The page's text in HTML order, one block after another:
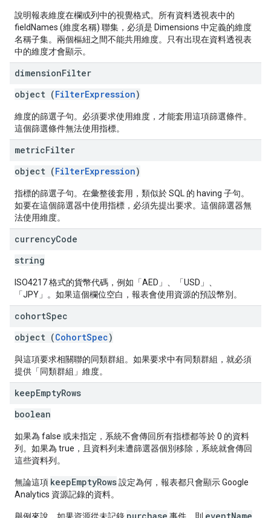
說明報表維度在欄或列中的視覺格式。所有資料透視表中的
fieldNames (維度名稱) 聯集，必須是 Dimensions 中定義的維度
名稱子集。兩個樞紐之間不能共用維度。只有出現在資料透視表
中的維度才會顯示。
dimensionFilter
object (FilterExpression)
維度的篩選子句。必須要求使用維度，才能套用這項篩選條件。
這個篩選條件無法使用指標。
metricFilter
object (FilterExpression)
指標的篩選子句。在彙整後套用，類似於 SQL 的 having 子句。
如要在這個篩選器中使用指標，必須先提出要求。這個篩選器無
法使用維度。
currencyCode
string
ISO4217 格式的貨幣代碼，例如「AED」、「USD」、
「JPY」。如果這個欄位空白，報表會使用資源的預設幣別。
cohortSpec
object (CohortSpec)
與這項要求相關聯的同類群組。如果要求中有同類群組，就必須
提供「同類群組」維度。
keepEmptyRows
boolean
如果為 false 或未指定，系統不會傳回所有指標都等於 0 的資料
列。如果為 true，且資料列未遭篩選器個別移除，系統就會傳回
這些資料列。
無論這項 keepEmptyRows設定為何，報表都只會顯示 Google
Analytics 資源記錄的資料。